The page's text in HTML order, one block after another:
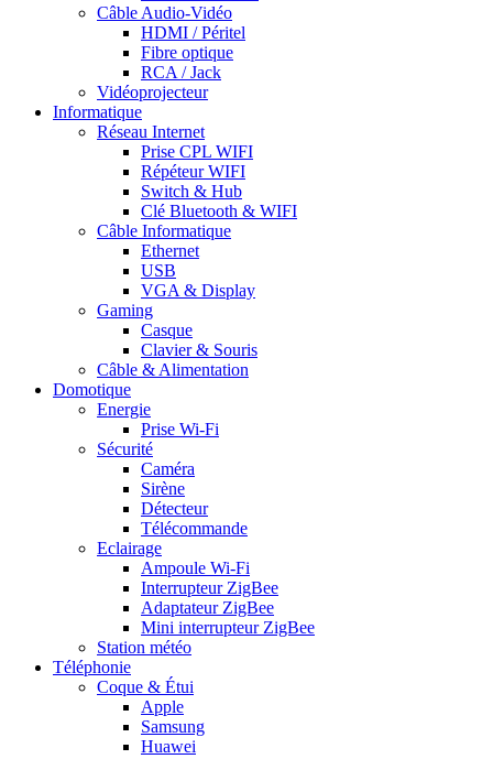
Câble Audio-Vidéo
HDMI / Péritel
Fibre optique
RCA / Jack
Vidéoprojecteur
Informatique
Réseau Internet
Prise CPL WIFI
Répéteur WIFI
Switch & Hub
Clé Bluetooth & WIFI
Câble Informatique
Ethernet
USB
VGA & Display
Gaming
Casque
Clavier & Souris
Câble & Alimentation
Domotique
Energie
Prise Wi-Fi
Sécurité
Caméra
Sirène
Détecteur
Télécommande
Eclairage
Ampoule Wi-Fi
Interrupteur ZigBee
Adaptateur ZigBee
Mini interrupteur ZigBee
Station météo
Téléphonie
Coque & Étui
Apple
Samsung
Huawei